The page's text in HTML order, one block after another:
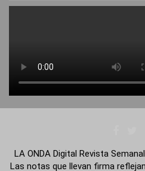
LA ONDA Digital Revista
Las notas que llevan firma